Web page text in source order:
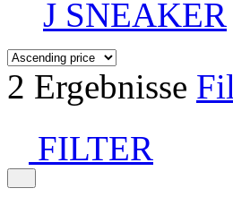
J SNEAKER
2 Ergebnisse
FILTER